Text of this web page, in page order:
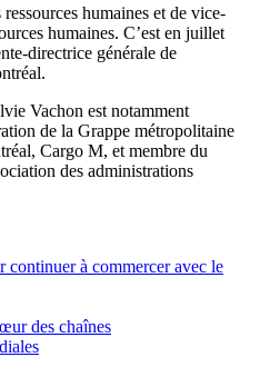
humaines et de vice-
humaines. C’est en juillet
directrice générale de
Vachon est notamment
de la Grappe métropolitaine
Cargo M, et membre du
des administrations
continuer à commercer avec le
des chaînes